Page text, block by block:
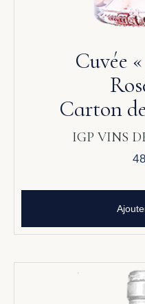
Cuvée
Carton
IGP VINS